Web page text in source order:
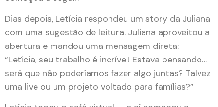
Dias depois, Letícia respondeu um story da Juliana
com uma sugestão de leitura. Juliana aproveitou a
abertura e mandou uma mensagem direta:
“Letícia, seu trabalho é incrível! Estava pensando…
será que não poderíamos fazer algo juntas? Talvez
uma live ou um projeto voltado para famílias?”